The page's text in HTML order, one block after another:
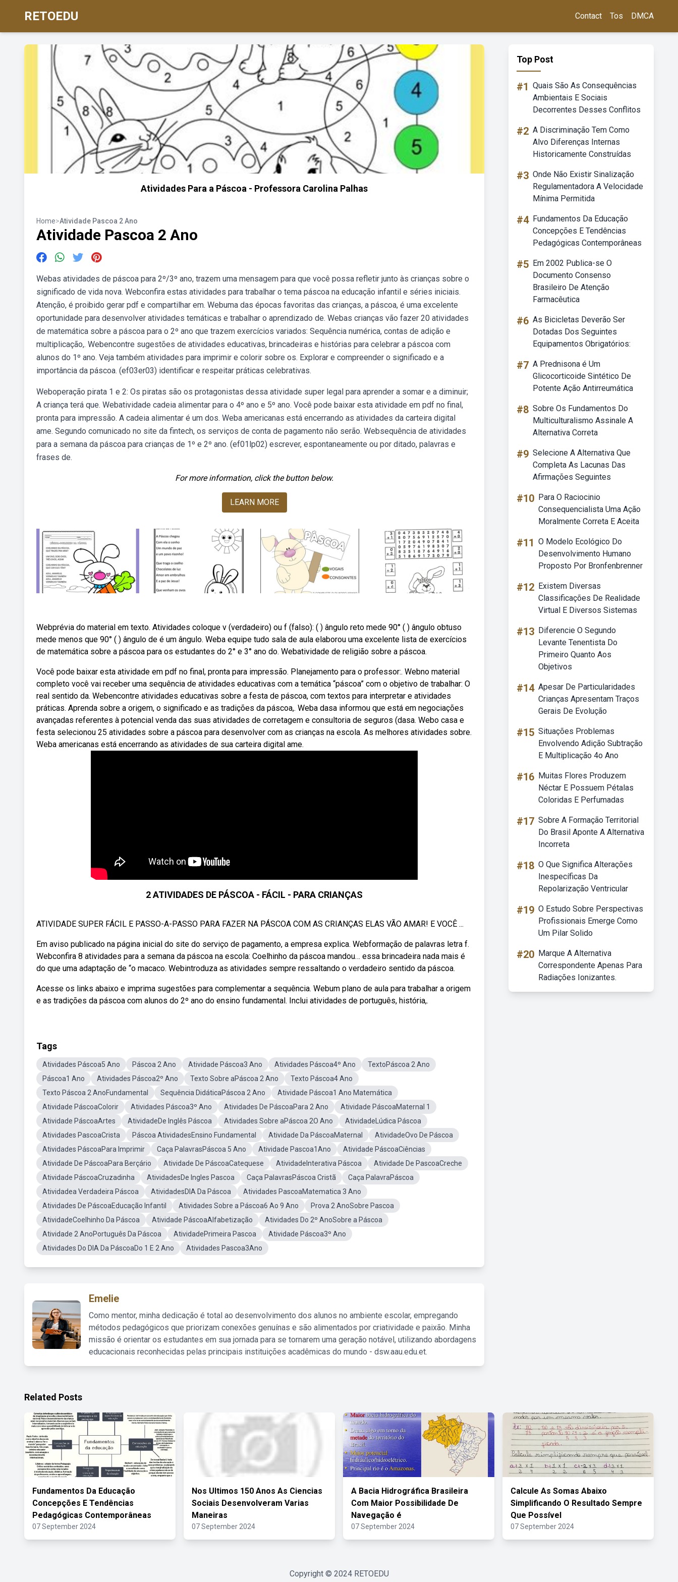
RETOEDU Contact Tos DMCA
Atividades Para a Páscoa - Professora Carolina Palhas
Home>Atividade Pascoa 2 Ano
Atividade Pascoa 2 Ano
Webas atividades de páscoa para 2º/3º ano, trazem uma mensagem para que você possa refletir junto às crianças sobre o
significado de vida nova. Webconfira estas atividades para trabalhar o tema páscoa na educação infantil e séries iniciais.
Atenção, é proibido gerar pdf e compartilhar em. Webuma das épocas favoritas das crianças, a páscoa, é uma excelente
oportunidade para desenvolver atividades temáticas e trabalhar o aprendizado de. Webas crianças vão fazer 20 atividades
de matemática sobre a páscoa para o 2º ano que trazem exercícios variados: Sequência numérica, contas de adição e
multiplicação,. Webencontre sugestões de atividades educativas, brincadeiras e histórias para celebrar a páscoa com
alunos do 1º ano. Veja também atividades para imprimir e colorir sobre os. Explorar e compreender o significado e a
importância da páscoa. (ef03er03) identificar e respeitar práticas celebrativas.
Weboperação pirata 1 e 2: Os piratas são os protagonistas dessa atividade super legal para aprender a somar e a diminuir;
A criança terá que. Webatividade cadeia alimentar para o 4º ano e 5º ano. Você pode baixar esta atividade em pdf no final,
pronta para impressão. A cadeia alimentar é um dos. Weba americanas está encerrando as atividades da carteira digital
ame. Segundo comunicado no site da fintech, os serviços de conta de pagamento não serão. Websequência de atividades
para a semana da páscoa para crianças de 1º e 2º ano. (ef01lp02) escrever, espontaneamente ou por ditado, palavras e
frases de.
For more information, click the button below.
LEARN MORE
Webprévia do material em texto. Atividades coloque v (verdadeiro) ou f (falso): ( ) ângulo reto mede 90° ( ) ângulo obtuso
mede menos que 90° ( ) ângulo de é um ângulo. Weba equipe tudo sala de aula elaborou uma excelente lista de exercícios
de matemática sobre a páscoa para os estudantes do 2° e 3° ano do. Webatividade de religião sobre a páscoa.
Você pode baixar esta atividade em pdf no final, pronta para impressão. Planejamento para o professor:. Webno material
completo você vai receber uma sequência de atividades educativas com a temática “páscoa” com o objetivo de trabalhar: O
real sentido da. Webencontre atividades educativas sobre a festa de páscoa, com textos para interpretar e atividades
práticas. Aprenda sobre a origem, o significado e as tradições da páscoa,. Weba dasa informou que está em negociações
avançadas referentes à potencial venda das suas atividades de corretagem e consultoria de seguros (dasa. Webo casa e
festa selecionou 25 atividades sobre a páscoa para desenvolver com as crianças na escola. As melhores atividades sobre.
Weba americanas está encerrando as atividades de sua carteira digital ame.
2 ATIVIDADES DE PÁSCOA - FÁCIL - PARA CRIANÇAS
ATIVIDADE SUPER FÁCIL E PASSO-A-PASSO PARA FAZER NA PÁSCOA COM AS CRIANÇAS ELAS VÃO AMAR! E VOCÊ ...
Em aviso publicado na página inicial do site do serviço de pagamento, a empresa explica. Webformação de palavras letra f.
Webconfira 8 atividades para a semana da páscoa na escola: Coelhinho da páscoa mandou… essa brincadeira nada mais é
do que uma adaptação de “o macaco. Webintroduza as atividades sempre ressaltando o verdadeiro sentido da páscoa.
Acesse os links abaixo e imprima sugestões para complementar a sequência. Webum plano de aula para trabalhar a origem
e as tradições da páscoa com alunos do 2º ano do ensino fundamental. Inclui atividades de português, história,.
Tags
Atividades Páscoa5 Ano Páscoa 2 Ano Atividade Páscoa3 Ano Atividades Páscoa4º Ano
TextoPáscoa 2 Ano
Páscoa1 Ano
Atividades Páscoa2º Ano Texto Sobre aPáscoa 2 Ano
Texto Páscoa4 Ano
Texto Páscoa 2 AnoFundamental
Sequência DidáticaPáscoa 2 Ano
Atividade Páscoa1 Ano Matemática
Atividade PáscoaColorir
Atividades Páscoa3º Ano Atividades De PáscoaPara 2 Ano
Atividade PáscoaMaternal 1
Atividade PáscoaArtes
AtividadeDe Inglês Páscoa Atividades Sobre aPáscoa 2O Ano
AtividadeLúdica Páscoa
Atividades PascoaCrista
Páscoa AtividadesEnsino Fundamental Atividade Da PáscoaMaternal
AtividadeOvo De Páscoa
Atividades PáscoaPara Imprimir
Caça PalavrasPáscoa 5 Ano Atividade Pascoa1Ano
Atividade PáscoaCiências
Atividade De PáscoaPara Berçário
Atividade De PáscoaCatequese AtividadeInterativa Páscoa
Atividade De PascoaCreche
Atividade PáscoaCruzadinha
AtividadesDe Ingles Pascoa Caça PalavrasPáscoa Cristã
Caça PalavraPáscoa
Atividadea Verdadeira Páscoa
AtividadesDIA Da Páscoa
Atividades PascoaMatematica 3 Ano
Atividades De PáscoaEducação Infantil
Atividades Sobre a Páscoa6 Ao 9 Ano
Prova 2 AnoSobre Pascoa
AtividadeCoelhinho Da Páscoa
Atividade PáscoaAlfabetização
Atividades Do 2º AnoSobre a Páscoa
Atividade 2 AnoPortuguês Da Páscoa
AtividadePrimeira Pascoa
Atividade Páscoa3º Ano
Atividades Do DIA Da PáscoaDo 1 E 2 Ano
Atividades Pascoa3Ano
Emelie
Como mentor, minha dedicação é total ao desenvolvimento dos alunos no ambiente escolar, empregando
métodos pedagógicos que priorizam conexões genuínas e são alimentados por criatividade e paixão. Minha
missão é orientar os estudantes em sua jornada para se tornarem uma geração notável, utilizando abordagens
educacionais reconhecidas pelas principais instituições acadêmicas do mundo - dsw.aau.edu.et.
Top Post
#1 Quais São As Consequências
Ambientais E Sociais
Decorrentes Desses Conflitos
#2 A Discriminação Tem Como
Alvo Diferenças Internas
Historicamente Construídas
#3 Onde Não Existir Sinalização
Regulamentadora A Velocidade
Mínima Permitida
#4 Fundamentos Da Educação
Concepções E Tendências
Pedagógicas Contemporâneas
#5 Em 2002 Publica-se O
Documento Consenso
Brasileiro De Atenção
Farmacêutica
#6 As Bicicletas Deverão Ser
Dotadas Dos Seguintes
Equipamentos Obrigatórios:
#7 A Prednisona é Um
Glicocorticoide Sintético De
Potente Ação Antirreumática
#8 Sobre Os Fundamentos Do
Multiculturalismo Assinale A
Alternativa Correta
#9 Selecione A Alternativa Que
Completa As Lacunas Das
Afirmações Seguintes
#10 Para O Raciocinio
Consequencialista Uma Ação
Moralmente Correta E Aceita
#11 O Modelo Ecológico Do
Desenvolvimento Humano
Proposto Por Bronfenbrenner
#12 Existem Diversas
Classificações De Realidade
Virtual E Diversos Sistemas
#13 Diferencie O Segundo
Levante Tenentista Do
Primeiro Quanto Aos
Objetivos
#14 Apesar De Particularidades
Crianças Apresentam Traços
Gerais De Evolução
#15 Situações Problemas
Envolvendo Adição Subtração
E Multiplicação 4o Ano
#16 Muitas Flores Produzem
Néctar E Possuem Pétalas
Coloridas E Perfumadas
#17 Sobre A Formação Territorial
Do Brasil Aponte A Alternativa
Incorreta
#18 O Que Significa Alterações
Inespecíficas Da
Repolarização Ventricular
#19 O Estudo Sobre Perspectivas
Profissionais Emerge Como
Um Pilar Solido
#20 Marque A Alternativa
Correspondente Apenas Para
Radiações Ionizantes.
Related Posts
Fundamentos Da Educação
Concepções E Tendências
Pedagógicas Contemporâneas
07 September 2024
Nos Ultimos 150 Anos As Ciencias
Sociais Desenvolveram Varias
Maneiras
07 September 2024
A Bacia Hidrográfica Brasileira
Com Maior Possibilidade De
Navegação é
07 September 2024
Calcule As Somas Abaixo
Simplificando O Resultado Sempre
Que Possível
07 September 2024
Copyright © 2024 RETOEDU